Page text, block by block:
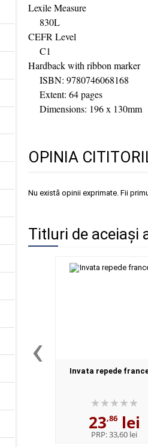
Lexile Measure
830L
CEFR Level
C1
Hardback with ribbon marker
ISBN: 9780746068168
Extent: 64 pages
Dimensions: 196 x 130mm
OPINIA
Nu există opinii exprimate. Fii
Titluri de aceiași
‹ Invata repede
23,86lei
PRP:33,60 lei